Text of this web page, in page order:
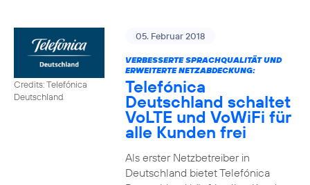
Credits: Telefónica
Deutschland
05. Februar 2018
VERBESSERTE SPRACHQUALITÄT UND
ERWEITERTE NETZABDECKUNG:
Telefónica
Deutschland schaltet
VoLTE und VoWiFi für
alle Kunden frei
Als erster Netzbetreiber in
Deutschland bietet Telefónica